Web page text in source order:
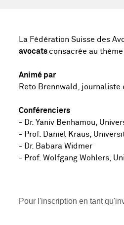
La Fédération Suisse des
avocats consacrée au
Animé par
Reto Brennwald, journaliste
Conférenciers
- Dr. Yaniv Benhamou,
- Prof. Daniel Kraus,
- Dr. Babara Widmer
- Prof. Wolfgang Wohlers,
Pour l'inscription en tant